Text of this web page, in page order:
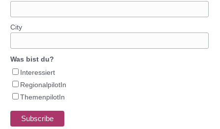
City
Was bist du?
Interessiert
RegionalpilotIn
ThemenpilotIn